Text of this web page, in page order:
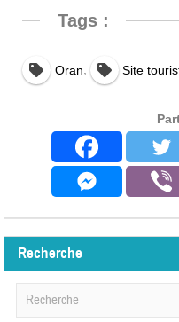
Tags :
Oran Site
Recherche